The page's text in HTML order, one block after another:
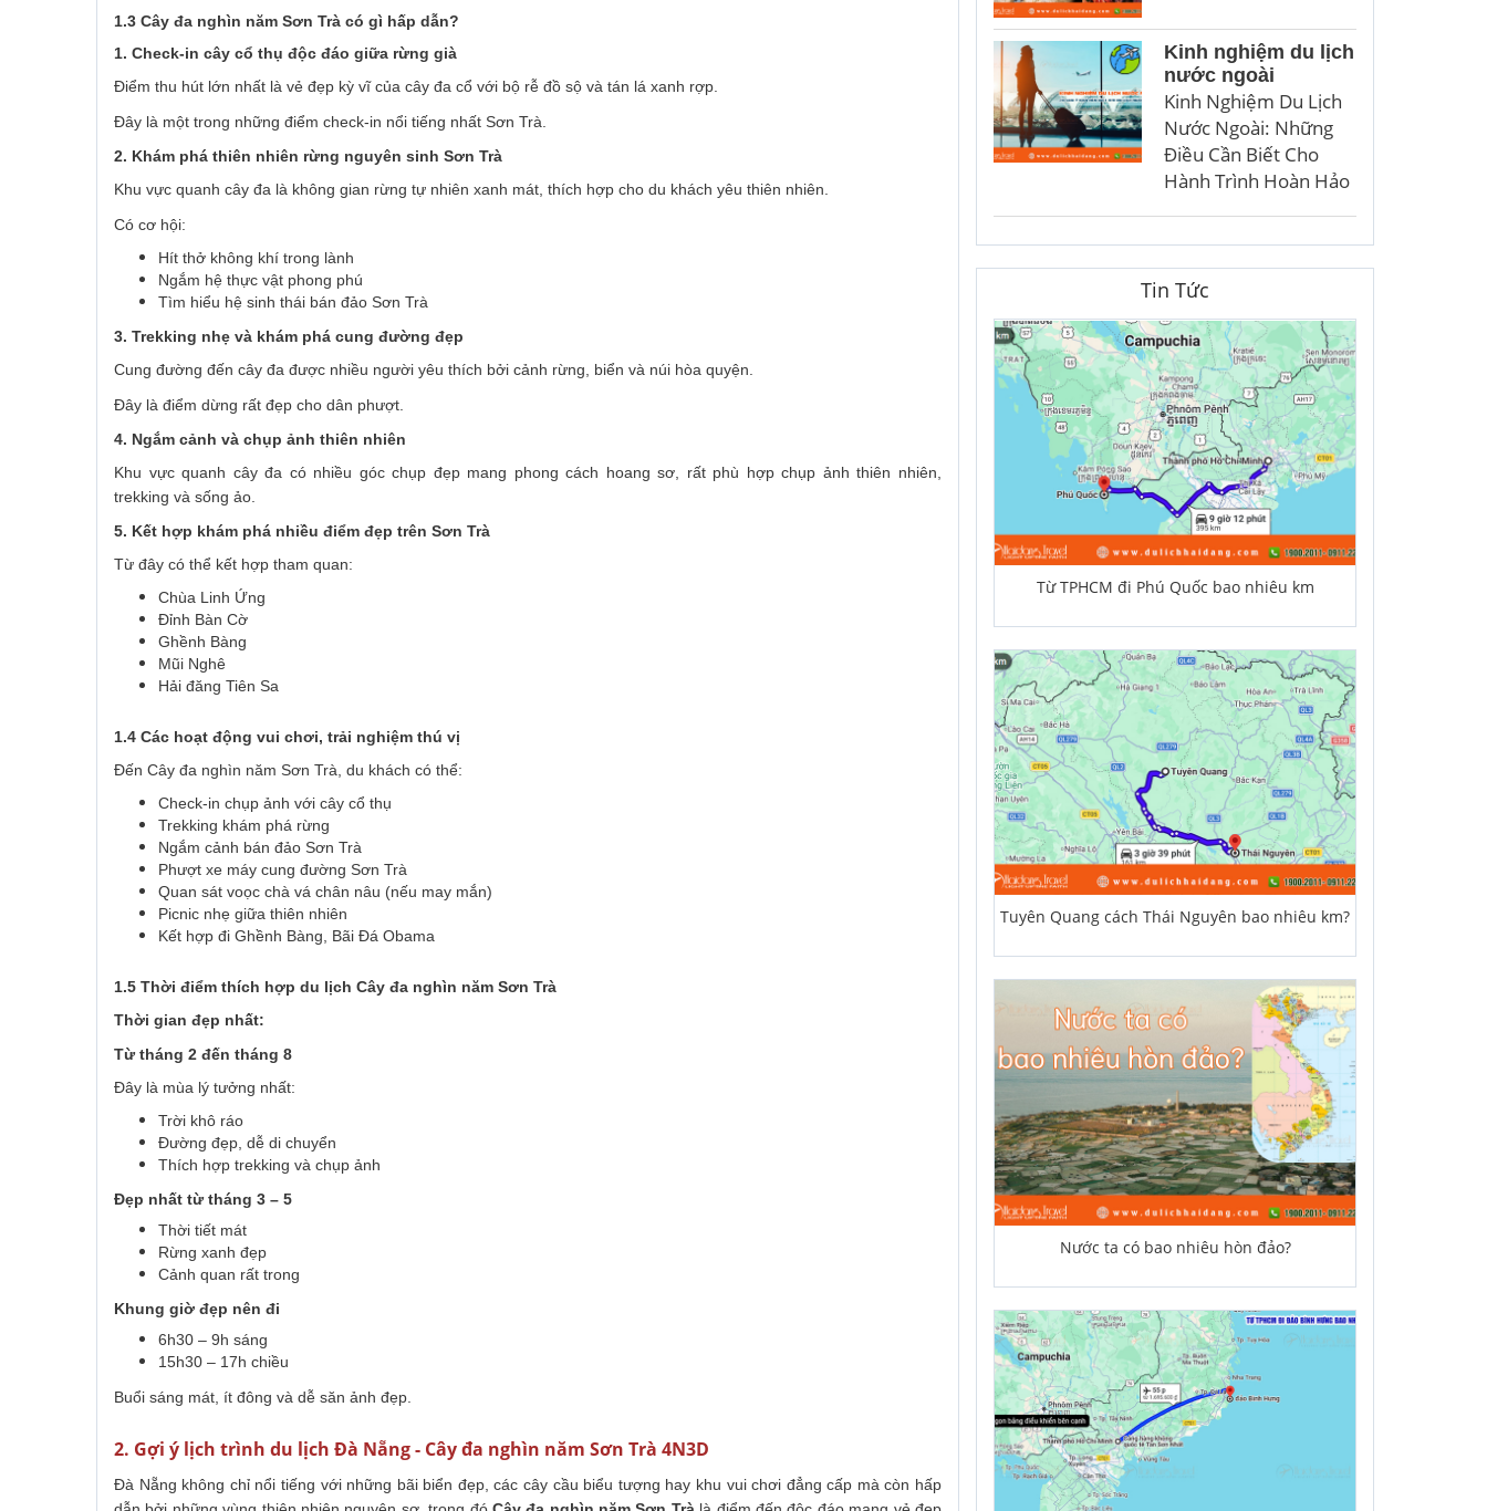
1.3 Cây đa nghìn năm Sơn Trà có gì hấp dẫn?
1. Check-in cây cổ thụ độc đáo giữa rừng già
Điểm thu hút lớn nhất là vẻ đẹp kỳ vĩ của cây đa cổ với bộ rễ đồ sộ và tán lá xanh rợp.
Đây là một trong những điểm check-in nổi tiếng nhất Sơn Trà.
2. Khám phá thiên nhiên rừng nguyên sinh Sơn Trà
Khu vực quanh cây đa là không gian rừng tự nhiên xanh mát, thích hợp cho du khách yêu thiên nhiên.
Có cơ hội:
Hít thở không khí trong lành
Ngắm hệ thực vật phong phú
Tìm hiểu hệ sinh thái bán đảo Sơn Trà
3. Trekking nhẹ và khám phá cung đường đẹp
Cung đường đến cây đa được nhiều người yêu thích bởi cảnh rừng, biển và núi hòa quyện.
Đây là điểm dừng rất đẹp cho dân phượt.
4. Ngắm cảnh và chụp ảnh thiên nhiên
Khu vực quanh cây đa có nhiều góc chụp đẹp mang phong cách hoang sơ, rất phù hợp chụp ảnh thiên nhiên,
trekking và sống ảo.
5. Kết hợp khám phá nhiều điểm đẹp trên Sơn Trà
Từ đây có thể kết hợp tham quan:
Chùa Linh Ứng
Đỉnh Bàn Cờ
Ghềnh Bàng
Mũi Nghê
Hải đăng Tiên Sa
1.4 Các hoạt động vui chơi, trải nghiệm thú vị
Đến Cây đa nghìn năm Sơn Trà, du khách có thể:
Check-in chụp ảnh với cây cổ thụ
Trekking khám phá rừng
Ngắm cảnh bán đảo Sơn Trà
Phượt xe máy cung đường Sơn Trà
Quan sát voọc chà vá chân nâu (nếu may mắn)
Picnic nhẹ giữa thiên nhiên
Kết hợp đi Ghềnh Bàng, Bãi Đá Obama
1.5 Thời điểm thích hợp du lịch Cây đa nghìn năm Sơn Trà
Thời gian đẹp nhất:
Từ tháng 2 đến tháng 8
Đây là mùa lý tưởng nhất:
Trời khô ráo
Đường đẹp, dễ di chuyển
Thích hợp trekking và chụp ảnh
Đẹp nhất từ tháng 3 – 5
Thời tiết mát
Rừng xanh đẹp
Cảnh quan rất trong
Khung giờ đẹp nên đi
6h30 – 9h sáng
15h30 – 17h chiều
Buổi sáng mát, ít đông và dễ săn ảnh đẹp.
2. Gợi ý lịch trình du lịch Đà Nẵng - Cây đa nghìn năm Sơn Trà 4N3D
Đà Nẵng không chỉ nổi tiếng với những bãi biển đẹp, các cây cầu biểu tượng hay khu vui chơi đẳng cấp mà còn hấp
Kinh nghiệm du lịch
nước ngoài
Kinh Nghiệm Du Lịch
Nước Ngoài: Những
Điều Cần Biết Cho
Hành Trình Hoàn Hảo
Tin Tức
Từ TPHCM đi Phú Quốc bao nhiêu km
Tuyên Quang cách Thái Nguyên bao nhiêu km?
Nước ta có bao nhiêu hòn đảo?